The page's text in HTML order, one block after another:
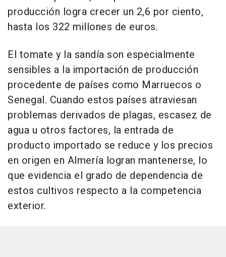
producción logra crecer un 2,6 por ciento,
hasta los 322 millones de euros.
El tomate y la sandía son especialmente
sensibles a la importación de producción
procedente de países como Marruecos o
Senegal. Cuando estos países atraviesan
problemas derivados de plagas, escasez de
agua u otros factores, la entrada de
producto importado se reduce y los precios
en origen en Almería logran mantenerse, lo
que evidencia el grado de dependencia de
estos cultivos respecto a la competencia
exterior.